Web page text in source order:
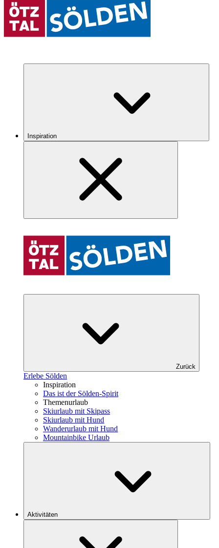
Inspiration
Zurück
Erlebe Sölden
Inspiration
Das ist der Sölden-Spirit
Themenurlaub
Skiurlaub mit Skipass
Skiurlaub mit Hund
Wanderurlaub mit Hund
Mountainbike Urlaub
Aktivitäten